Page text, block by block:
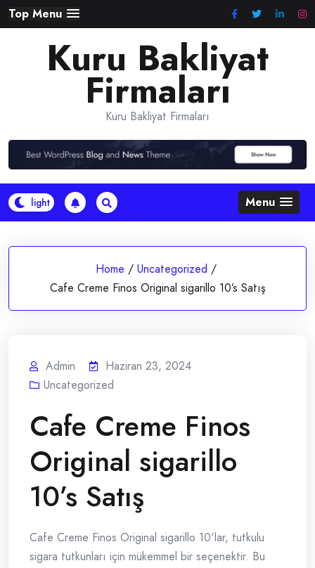
Skip
to
Top Menu
Kuru Bakliyat
Firmaları
Kuru Bakliyat Firmaları
Menu
Home / Uncategorized /
Cafe Creme Finos Original sigarillo 10’s Satış
Admin
Haziran 23, 2024
Uncategorized
Cafe Creme Finos
Original sigarillo
10’s Satış
Cafe Creme Finos Original sigarillo 10'lar, tutkulu
sigara tutkunları için mükemmel bir seçenektir. Bu